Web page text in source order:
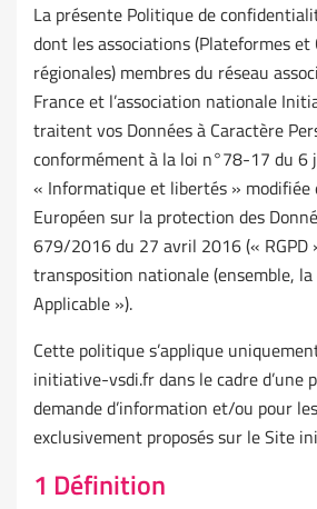
La présente Politique de
dont les associations (Plateformes
régionales) membres du réseau
France et l’association nationale
traitent vos Données à Caractère
conformément à la loi n°78-17 du 6
« Informatique et libertés » modifiée
Européen sur la protection des
679/2016 du 27 avril 2016 (« RGPD
transposition nationale (ensemble,
Applicable »).
Cette politique s’applique
initiative-vsdi.fr dans le cadre d’une
demande d’information et/ou pour
exclusivement proposés sur le Site
1 Définition